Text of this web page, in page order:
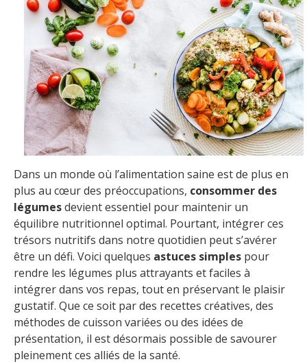
Dans un monde où l’alimentation saine est de plus en
plus au cœur des préoccupations, consommer des
légumesdevient essentiel pour maintenir un
équilibre nutritionnel optimal. Pourtant, intégrer ces
trésors nutritifs dans notre quotidien peut s’avérer
être un défi. Voici quelques astuces simples pour
rendre les légumes plus attrayants et faciles à
intégrer dans vos repas, tout en préservant le plaisir
gustatif. Que ce soit par des recettes créatives, des
méthodes de cuisson variées ou des idées de
présentation, il est désormais possible de savourer
pleinement ces alliés de la santé.